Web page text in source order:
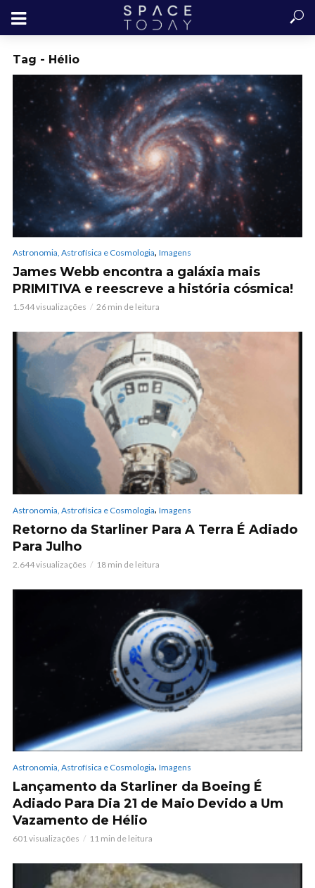
Tag - Hélio
Astronomia, Astrofísica e Cosmologia, Imagens
James Webb encontra a galáxia mais
PRIMITIVA e reescreve a história cósmica!
1.544 visualizações 26 min de leitura
Astronomia, Astrofísica e Cosmologia, Imagens
Retorno da Starliner Para A Terra É Adiado
Para Julho
2.644 visualizações 18 min de leitura
Astronomia, Astrofísica e Cosmologia, Imagens
Lançamento da Starliner da Boeing É
Adiado Para Dia 21 de Maio Devido a Um
Vazamento de Hélio
601 visualizações 11 min de leitura